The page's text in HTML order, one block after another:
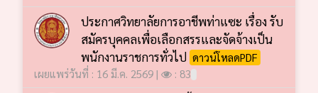
ประกาศวิทยาลัยการอาชีพท่าแซะ เรื่อง รับ
สมัครบุคคลเพื่อเลือกสรรและจัดจ้างเป็น
พนักงานราชการทั่วไป ดาวน์โหลดPDF
เผยแพร่วันที่ : 16 มี.ค. 2569 |
: 83